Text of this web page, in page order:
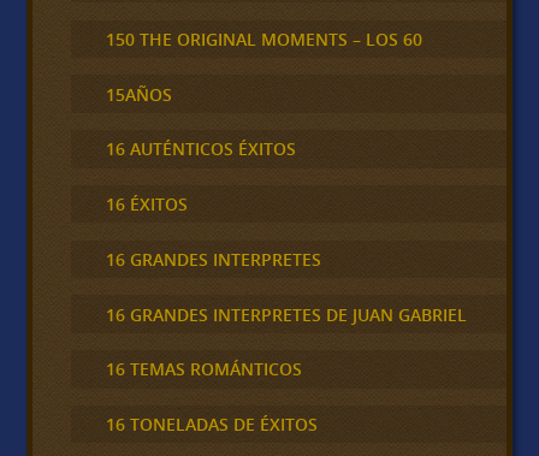
150 THE ORIGINAL MOMENTS – LOS 60
15AÑOS
16 AUTÉNTICOS ÉXITOS
16 ÉXITOS
16 GRANDES INTERPRETES
16 GRANDES INTERPRETES DE JUAN GABRIEL
16 TEMAS ROMÁNTICOS
16 TONELADAS DE ÉXITOS